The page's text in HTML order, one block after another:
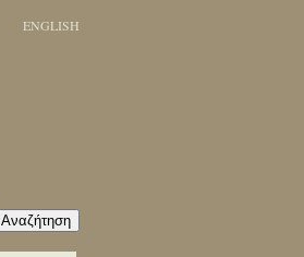
ENGLISH
Αναζήτηση